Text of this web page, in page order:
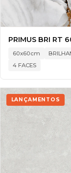
PRIMUS BRI RT
60x60cm
4 FACES
LANÇAMENTOS